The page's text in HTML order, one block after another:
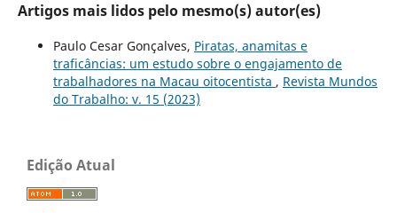
Artigos mais lidos pelo mesmo(s) autor(es)
Paulo Cesar Gonçalves, Piratas, anamitas e
traficâncias: um estudo sobre o engajamento de
trabalhadores na Macau oitocentista , Revista Mundos
do Trabalho: v. 15 (2023)
Edição Atual